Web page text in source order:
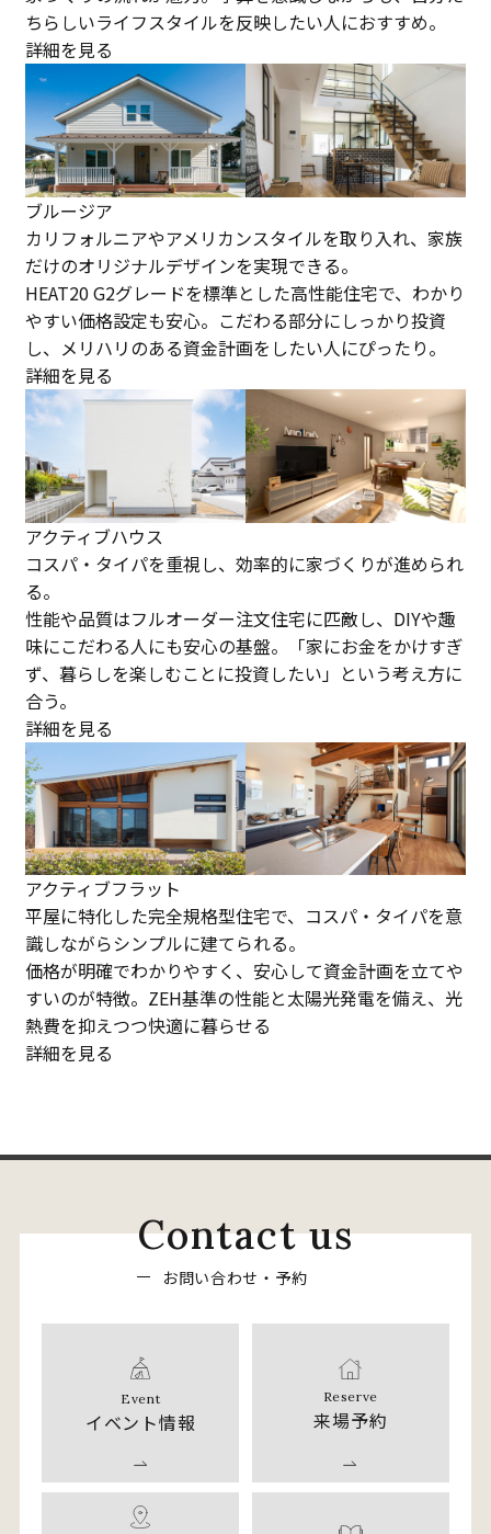
ちらしいライフスタイルを反映したい人におすすめ。
詳細を見る
ブルージア
カリフォルニアやアメリカンスタイルを取り入れ、家族
だけのオリジナルデザインを実現できる。
HEAT20 G2グレードを標準とした高性能住宅で、わかり
やすい価格設定も安心。こだわる部分にしっかり投資
し、メリハリのある資金計画をしたい人にぴったり。
詳細を見る
アクティブハウス
コスパ・タイパを重視し、効率的に家づくりが進められ
る。
性能や品質はフルオーダー注文住宅に匹敵し、DIYや趣
味にこだわる人にも安心の基盤。「家にお金をかけすぎ
ず、暮らしを楽しむことに投資したい」という考え方に
合う。
詳細を見る
アクティブフラット
平屋に特化した完全規格型住宅で、コスパ・タイパを意
識しながらシンプルに建てられる。
価格が明確でわかりやすく、安心して資金計画を立てや
すいのが特徴。ZEH基準の性能と太陽光発電を備え、光
熱費を抑えつつ快適に暮らせる
詳細を見る
Contact us
お問い合わせ ・ 予約
Event
イベント情報
Reserve
来場予約